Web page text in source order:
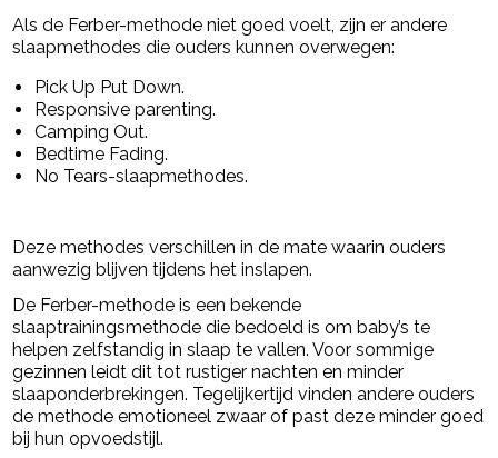
Als de Ferber-methode niet goed voelt, zijn er andere
slaapmethodes die ouders kunnen overwegen:
Pick Up Put Down.
Responsive parenting.
Camping Out.
Bedtime Fading.
No Tears-slaapmethodes.
Deze methodes verschillen in de mate waarin ouders
aanwezig blijven tijdens het inslapen.
De Ferber-methode is een bekende
slaaptrainingsmethode die bedoeld is om baby’s te
helpen zelfstandig in slaap te vallen. Voor sommige
gezinnen leidt dit tot rustiger nachten en minder
slaaponderbrekingen. Tegelijkertijd vinden andere ouders
de methode emotioneel zwaar of past deze minder goed
bij hun opvoedstijl.